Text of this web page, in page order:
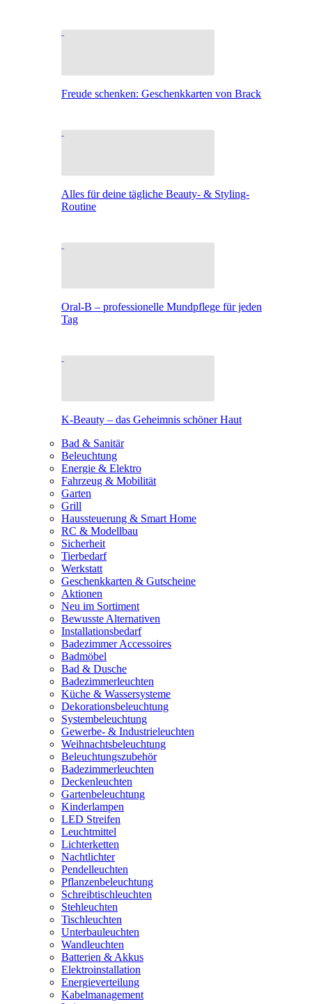
Freude schenken: Geschenkkarten von Brack
Alles für deine tägliche Beauty- & Styling-
Routine
Oral-B – professionelle Mundpflege für jeden
Tag
K-Beauty – das Geheimnis schöner Haut
Bad & Sanitär
Beleuchtung
Energie & Elektro
Fahrzeug & Mobilität
Garten
Grill
Haussteuerung & Smart Home
RC & Modellbau
Sicherheit
Tierbedarf
Werkstatt
Geschenkkarten & Gutscheine
Aktionen
Neu im Sortiment
Bewusste Alternativen
Installationsbedarf
Badezimmer Accessoires
Badmöbel
Bad & Dusche
Badezimmerleuchten
Küche & Wassersysteme
Dekorationsbeleuchtung
Systembeleuchtung
Gewerbe- & Industrieleuchten
Weihnachtsbeleuchtung
Beleuchtungszubehör
Badezimmerleuchten
Deckenleuchten
Gartenbeleuchtung
Kinderlampen
LED Streifen
Leuchtmittel
Lichterketten
Nachtlichter
Pendelleuchten
Pflanzenbeleuchtung
Schreibtischleuchten
Stehleuchten
Tischleuchten
Unterbauleuchten
Wandleuchten
Batterien & Akkus
Elektroinstallation
Energieverteilung
Kabelmanagement